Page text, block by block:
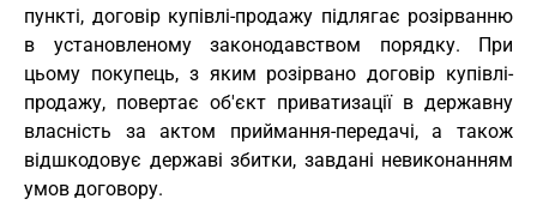
пункті, договір купівлі-продажу підлягає розірванню
в установленому законодавством порядку. При
цьому покупець, з яким розірвано договір купівлі-
продажу, повертає об'єкт приватизації в державну
власність за актом приймання-передачі, а також
відшкодовує державі збитки, завдані невиконанням
умов договору.